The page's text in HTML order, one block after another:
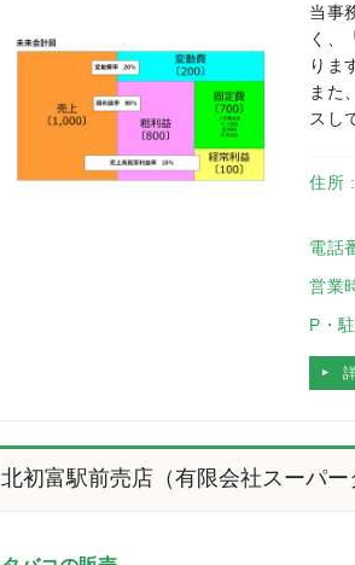
当事
く、
りま
また
スし
住所 :
電話
営業
P・
北初富駅前売店（有限会社スーパー